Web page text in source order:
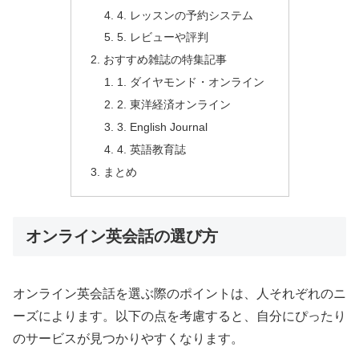
4. レッスンの予約システム
5. レビューや評判
おすすめ雑誌の特集記事
1. ダイヤモンド・オンライン
2. 東洋経済オンライン
3. English Journal
4. 英語教育誌
まとめ
オンライン英会話の選び方
オンライン英会話を選ぶ際のポイントは、人それぞれのニ
ーズによります。以下の点を考慮すると、自分にぴったり
のサービスが見つかりやすくなります。